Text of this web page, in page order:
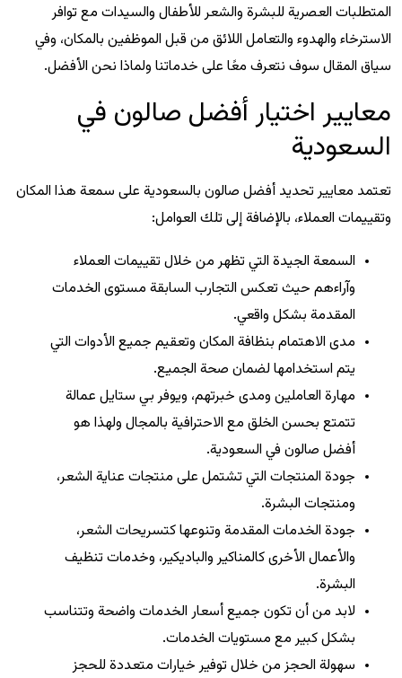
المتطلبات العصرية للبشرة والشعر للأطفال والسيدات مع توافر
الاسترخاء والهدوء والتعامل اللائق من قبل الموظفين بالمكان، وفي
سياق المقال سوف نتعرف معًا على خدماتنا ولماذا نحن الأفضل.
معايير اختيار أفضل صالون في
السعودية
تعتمد معايير تحديد أفضل صالون بالسعودية على سمعة هذا المكان
وتقييمات العملاء، بالإضافة إلى تلك العوامل:
السمعة الجيدة التي تظهر من خلال تقييمات العملاء
وآراءهم حيث تعكس التجارب السابقة مستوى الخدمات
المقدمة بشكل واقعي.
مدى الاهتمام بنظافة المكان وتعقيم جميع الأدوات التي
يتم استخدامها لضمان صحة الجميع.
مهارة العاملين ومدى خبرتهم، ويوفر بي ستايل عمالة
تتمتع بحسن الخلق مع الاحترافية بالمجال ولهذا هو
أفضل صالون في السعودية.
جودة المنتجات التي تشتمل على منتجات عناية الشعر،
ومنتجات البشرة.
جودة الخدمات المقدمة وتنوعها كتسريحات الشعر،
والأعمال الأخرى كالمناكير والباديكير، وخدمات تنظيف
البشرة.
لابد من أن تكون جميع أسعار الخدمات واضحة وتتناسب
بشكل كبير مع مستويات الخدمات.
سهولة الحجز من خلال توفير خيارات متعددة للحجز